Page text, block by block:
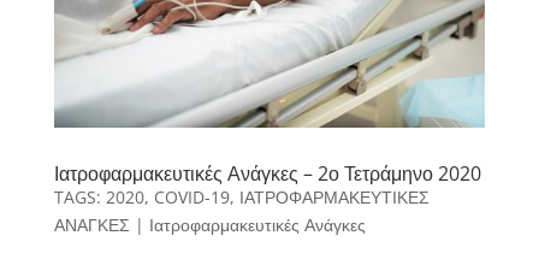
Ιατροφαρμακευτικές Ανάγκες – 2ο Τετράμηνο 2020
TAGS: 2020, COVID-19, ΙΑΤΡΟΦΑΡΜΑΚΕΥΤΙΚΕΣ
ΑΝΑΓΚΕΣ | Ιατροφαρμακευτικές Ανάγκες